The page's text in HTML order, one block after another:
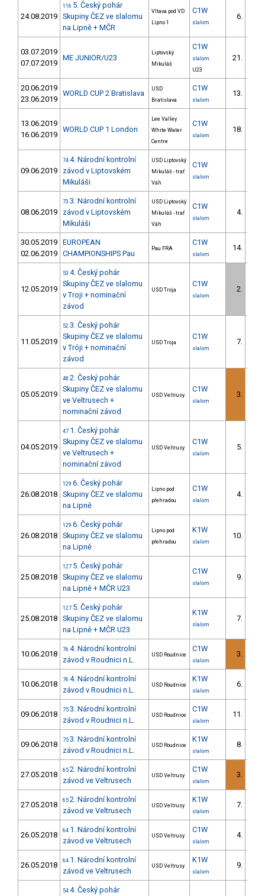
24.08.2019
116 5. Český pohár
Skupiny ČEZ ve slalomu
na Lipně + MČR
Vltava pod VD
Lipno 1
C1W
slalom
6.
03.07.2019
07.07.2019
ME JUNIOR/U23
Liptovský
Mikuláš
C1W
slalom
U23
21.
20.06.2019
23.06.2019
WORLD CUP 2 Bratislava
USD
Bratislava
C1W
slalom
13.
13.06.2019
16.06.2019
WORLD CUP 1 London
Lee Valley
White Water
Centre
C1W
slalom
18.
09.06.2019
74 4. Národní kontrolní
závod v Liptovském
Mikuláši
USD Liptovský
Mikuláš - trať
Váh
C1W
slalom
08.06.2019
73 3. Národní kontrolní
závod v Liptovském
Mikuláši
USD Liptovský
Mikuláš - trať
Váh
C1W
slalom
4.
30.05.2019
02.06.2019
EUROPEAN
CHAMPIONSHIPS Pau
Pau FRA
C1W
slalom
14.
12.05.2019
53 4. Český pohár
Skupiny ČEZ ve slalomu
v Troji + nominační
závod
USD Troja
C1W
slalom
2.
11.05.2019
52 3. Český pohár
Skupiny ČEZ ve slalomu
v Tróji + nominační
závod
USD Troja
C1W
slalom
7.
05.05.2019
48 2. Český pohár
Skupiny ČEZ ve slalomu
ve Veltrusech +
nominační závod
USD Veltrusy
C1W
slalom
3.
04.05.2019
47 1. Český pohár
Skupiny ČEZ ve slalomu
ve Veltrusech +
nominační závod
USD Veltrusy
C1W
slalom
5.
26.08.2018
129 6. Český pohár
Skupiny ČEZ ve slalomu
na Lipně
Lipno pod
přehradou
C1W
slalom
4.
26.08.2018
129 6. Český pohár
Skupiny ČEZ ve slalomu
na Lipně
Lipno pod
přehradou
K1W
slalom
10.
25.08.2018
127 5. Český pohár
Skupiny ČEZ ve slalomu
na Lipně + MČR U23
C1W
slalom
9.
25.08.2018
127 5. Český pohár
Skupiny ČEZ ve slalomu
na Lipně + MČR U23
K1W
slalom
7.
10.06.2018 76 4. Národní kontrolní
závod v Roudnici n.L.
USD Roudnice
C1W
slalom
3.
10.06.2018 76 4. Národní kontrolní
závod v Roudnici n.L.
USD Roudnice
K1W
slalom
6.
09.06.2018 75 3. Národní kontrolní
závod v Roudnici n.L.
USD Roudnice
C1W
slalom
11.
09.06.2018 75 3. Národní kontrolní
závod v Roudnici n.L.
USD Roudnice
K1W
slalom
8.
27.05.2018 65 2. Národní kontrolní
závod ve Veltrusech
USD Veltrusy
C1W
slalom
3.
27.05.2018 65 2. Národní kontrolní
závod ve Veltrusech
USD Veltrusy
K1W
slalom
7.
26.05.2018 64 1. Národní kontrolní
závod ve Veltrusech
USD Veltrusy
C1W
slalom
4.
26.05.2018 64 1. Národní kontrolní
závod ve Veltrusech
USD Veltrusy
K1W
slalom
9.
54 4. Český pohár